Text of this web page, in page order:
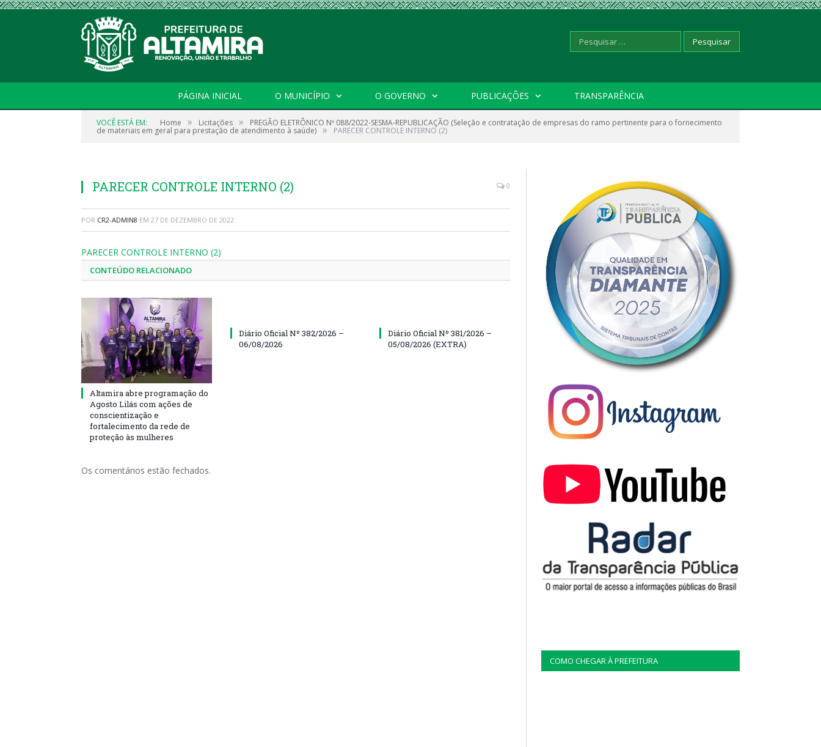
Pesquisar
por:
PÁGINA INICIAL O MUNICÍPIO O GOVERNO PUBLICAÇÕES TRANSPARÊNCIA
VOCÊ ESTÁ EM: Home » Licitações » PREGÃO ELETRÔNICO Nº 088/2022-SESMA-REPUBLICAÇÃO (Seleção e contratação de empresas do ramo pertinente para o fornecimento
de materiais em geral para prestação de atendimento à saúde) » PARECER CONTROLE INTERNO (2)
PARECER CONTROLE INTERNO (2) 0
POR CR2-ADMIN8 EM 27 DE DEZEMBRO DE 2022
PARECER CONTROLE INTERNO (2)
CONTEÚDO RELACIONADO
Altamira abre programação do
Agosto Lilás com ações de
conscientização e
fortalecimento da rede de
proteção às mulheres
Diário Oficial Nº 382/2026 –
06/08/2026
Diário Oficial Nº 381/2026 –
05/08/2026 (EXTRA)
Os comentários estão fechados.
COMO CHEGAR À PREFEITURA